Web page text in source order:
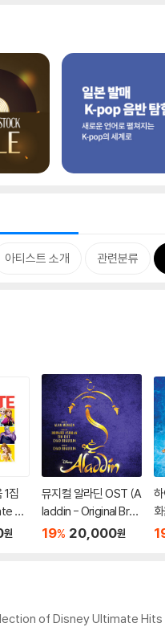
아티스트 소개 관련분류
1집
Hit
원
뮤지컬 알라딘 OST (A
laddin - Original Broa
dway Cast Recordin
19% 20,000원
of Disney Ultimate